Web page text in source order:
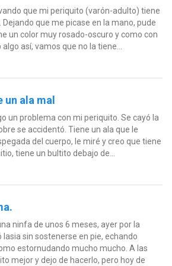
que mi periquito (varón-adulto) tiene
que me picase en la mano, pude
un color muy rosado-oscuro y como con
así, vamos que no la tiene...
un ala mal
un problema con mi periquito. Se cayó la
se accidentó. Tiene un ala que le
del cuerpo, le miré y creo que tiene
tiene un bultito debajo de...
ninfa de unos 6 meses, ayer por la
sin sostenerse en pie, echando
estornudando mucho mucho. A las
mejor y dejo de hacerlo, pero hoy de